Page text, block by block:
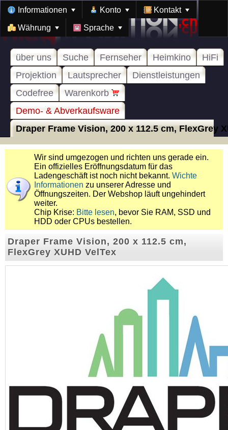
Informationen Konto Kontakt
Währung Sprache
über uns Suche Fernseher Heimkino
HiFi
Projektion
Lautsprecher
Dienstleistungen
Codefree
Warenkorb
Demo- & Abverkaufsware
Draper Frame Vision, 200 x 112.5 cm, FlexGrey
Wir sind umgezogen und richten uns gerade ein.
Ein offizielles Eröffnungsdatum für das
Ladengeschäft ist noch nicht bekannt. Wichte
Informationen zu unserer Adresse und
Öffnungszeiten. Der Webshop läuft ungehindert
weiter.
Chip Krise: Bitte lesen, bevor Sie RAM, SSD und
HDD oder CPUs bestellen.
Draper Frame Vision, 200 x 112.5 cm,
FlexGrey XUHD VelTex